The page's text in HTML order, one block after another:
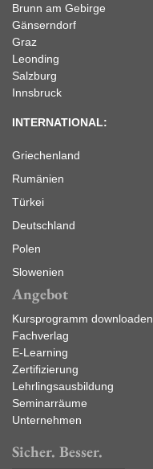
Brunn am Gebirge
Gänserndorf
Graz
Leonding
Salzburg
Innsbruck
INTERNATIONAL:
Griechenland
Rumänien
Türkei
Deutschland
Polen
Slowenien
Angebot
Kursprogramm downloaden
Fachverlag
E-Learning
Zertifizierung
Lehrlingsausbildung
Seminarräume
Unternehmen
Sicher. Besser.